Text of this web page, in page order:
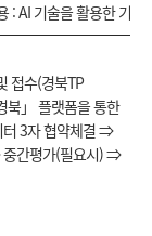
: AI 기술을 활용한 기
접수(경북TP
」 플랫폼을 통한
터 3자 협약체결 ⇒
간평가(필요시) ⇒